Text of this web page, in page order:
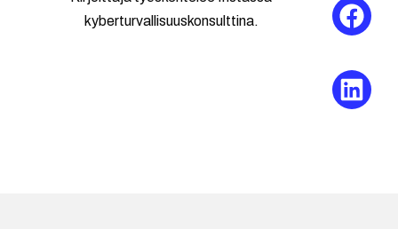
kyberturvallisuuskonsulttina.